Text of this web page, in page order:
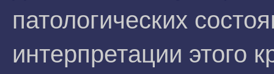
патологических
интерпретации этого